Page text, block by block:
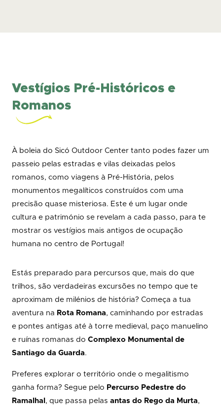
Vestígios Pré-Históricos e
Romanos
À boleia do Sicó Outdoor Center tanto podes fazer um
passeio pelas estradas e vilas deixadas pelos
romanos, como viagens à Pré-História, pelos
monumentos megalíticos construídos com uma
precisão quase misteriosa. Este é um lugar onde
cultura e património se revelam a cada passo, para te
mostrar os vestígios mais antigos de ocupação
humana no centro de Portugal!
Estás preparado para percursos que, mais do que
trilhos, são verdadeiras excursões no tempo que te
aproximam de milénios de história? Começa a tua
aventura na Rota Romana, caminhando por estradas
e pontes antigas até à torre medieval, paço manuelino
e ruínas romanas do Complexo Monumental de
Santiago da Guarda.
Preferes explorar o território onde o megalitismo
ganha forma? Segue pelo Percurso Pedestre do
Ramalhal , que passa pelas antas do Rego da Murta,